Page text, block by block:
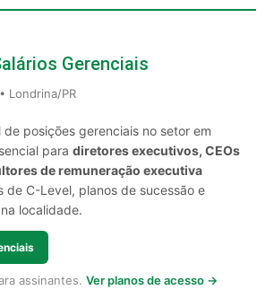
Gerenciais
Londrina/PR
de posições gerenciais no setor em
para diretores executivos, CEOs
de remuneração executiva
de C-Level, planos de sucessão e
localidade.
assinantes. Ver planos de acesso →